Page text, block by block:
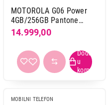
MOTOROLA G06 Power
4GB/256GB Pantone
Laurel Oak
14.999,00
MOBILNI TELEFON